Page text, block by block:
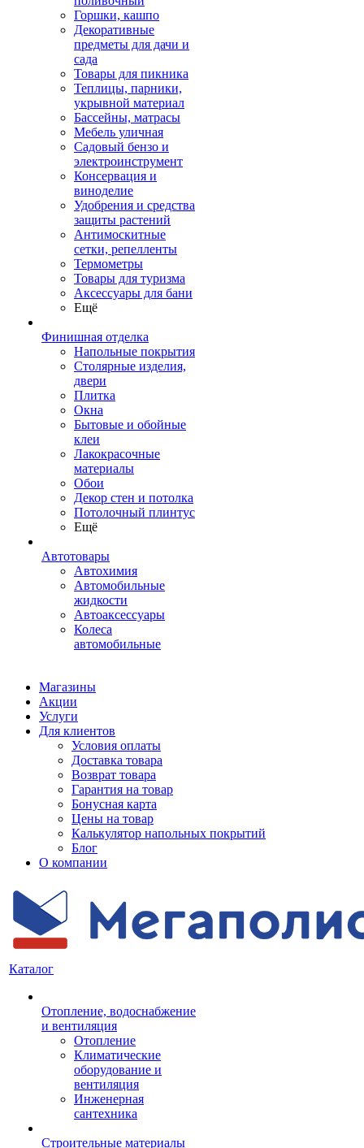
Горшки, кашпо
Декоративные
предметы для дачи и
сада
Товары для пикника
Теплицы, парники,
укрывной материал
Бассейны, матрасы
Мебель уличная
Садовый бензо и
электроинструмент
Консервация и
виноделие
Удобрения и средства
защиты растений
Антимоскитные
сетки, репелленты
Термометры
Товары для туризма
Аксессуары для бани
Ещё
Финишная отделка
Напольные покрытия
Столярные изделия,
двери
Плитка
Окна
Бытовые и обойные
клеи
Лакокрасочные
материалы
Обои
Декор стен и потолка
Потолочный плинтус
Ещё
Автотовары
Автохимия
Автомобильные
жидкости
Автоаксессуары
Колеса
автомобильные
Магазины
Акции
Услуги
Для клиентов
Условия оплаты
Доставка товара
Возврат товара
Гарантия на товар
Бонусная карта
Цены на товар
Калькулятор напольных покрытий
Блог
О компании
Каталог
Отопление, водоснабжение
и вентиляция
Отопление
Климатические
оборудование и
вентиляция
Инженерная
сантехника
Строительные материалы